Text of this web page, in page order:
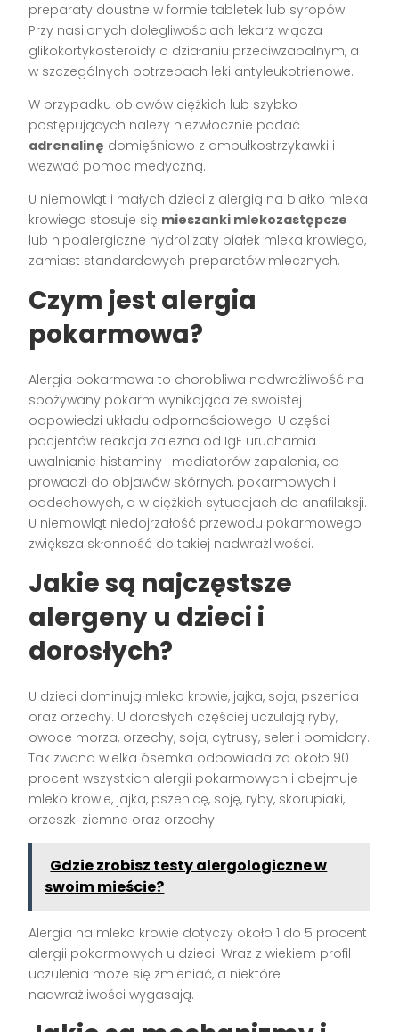
preparaty doustne w formie tabletek lub syropów.
Przy nasilonych dolegliwościach lekarz włącza
glikokortykosteroidy o działaniu przeciwzapalnym, a
w szczególnych potrzebach leki antyleukotrienowe.
W przypadku objawów ciężkich lub szybko
postępujących należy niezwłocznie podać
adrenalinę domięśniowo z ampułkostrzykawki i
wezwać pomoc medyczną.
U niemowląt i małych dzieci z alergią na białko mleka
krowiego stosuje się mieszanki mlekozastępcze
lub hipoalergiczne hydrolizaty białek mleka krowiego,
zamiast standardowych preparatów mlecznych.
Czym jest alergia
pokarmowa?
Alergia pokarmowa to chorobliwa nadwrażliwość na
spożywany pokarm wynikająca ze swoistej
odpowiedzi układu odpornościowego. U części
pacjentów reakcja zależna od IgE uruchamia
uwalnianie histaminy i mediatorów zapalenia, co
prowadzi do objawów skórnych, pokarmowych i
oddechowych, a w ciężkich sytuacjach do anafilaksji.
U niemowląt niedojrzałość przewodu pokarmowego
zwiększa skłonność do takiej nadwrażliwości.
Jakie są najczęstsze
alergeny u dzieci i
dorosłych?
U dzieci dominują mleko krowie, jajka, soja, pszenica
oraz orzechy. U dorosłych częściej uczulają ryby,
owoce morza, orzechy, soja, cytrusy, seler i pomidory.
Tak zwana wielka ósemka odpowiada za około 90
procent wszystkich alergii pokarmowych i obejmuje
mleko krowie, jajka, pszenicę, soję, ryby, skorupiaki,
orzeszki ziemne oraz orzechy.
Gdzie zrobisz testy alergologiczne w
swoim mieście?
Alergia na mleko krowie dotyczy około 1 do 5 procent
alergii pokarmowych u dzieci. Wraz z wiekiem profil
uczulenia może się zmieniać, a niektóre
nadwrażliwości wygasają.